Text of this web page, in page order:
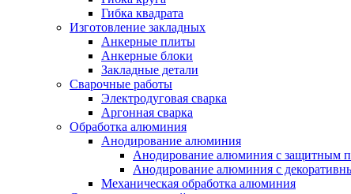
Гибка квадрата
Изготовление закладных
Анкерные плиты
Анкерные блоки
Закладные детали
Сварочные работы
Электродуговая сварка
Аргонная сварка
Обработка алюминия
Анодирование алюминия
Анодирование алюминия с защитным
Анодирование алюминия с
Механическая обработка алюминия